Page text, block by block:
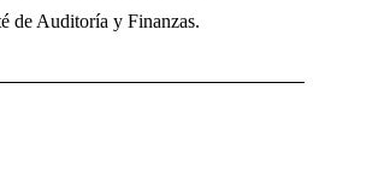
de Auditoría y Finanzas.